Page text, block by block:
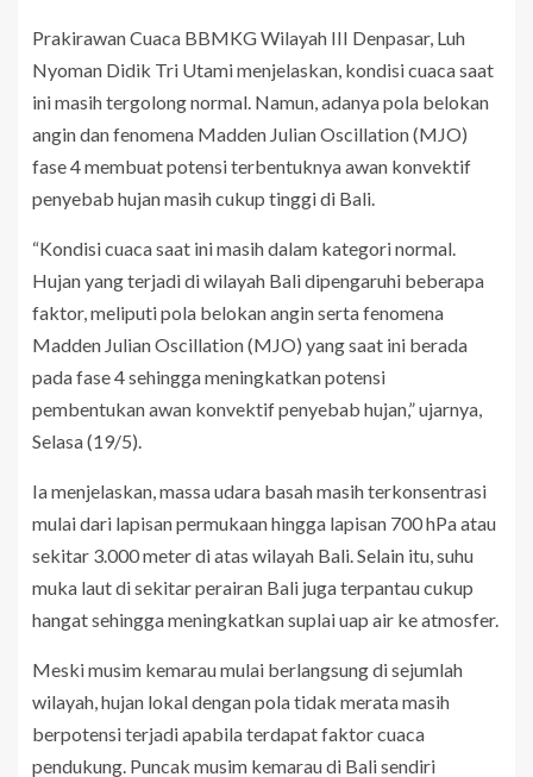
Prakirawan Cuaca BBMKG Wilayah III Denpasar, Luh
Nyoman Didik Tri Utami menjelaskan, kondisi cuaca saat
ini masih tergolong normal. Namun, adanya pola belokan
angin dan fenomena Madden Julian Oscillation (MJO)
fase 4 membuat potensi terbentuknya awan konvektif
penyebab hujan masih cukup tinggi di Bali.
“Kondisi cuaca saat ini masih dalam kategori normal.
Hujan yang terjadi di wilayah Bali dipengaruhi beberapa
faktor, meliputi pola belokan angin serta fenomena
Madden Julian Oscillation (MJO) yang saat ini berada
pada fase 4 sehingga meningkatkan potensi
pembentukan awan konvektif penyebab hujan,” ujarnya,
Selasa (19/5).
Ia menjelaskan, massa udara basah masih terkonsentrasi
mulai dari lapisan permukaan hingga lapisan 700 hPa atau
sekitar 3.000 meter di atas wilayah Bali. Selain itu, suhu
muka laut di sekitar perairan Bali juga terpantau cukup
hangat sehingga meningkatkan suplai uap air ke atmosfer.
Meski musim kemarau mulai berlangsung di sejumlah
wilayah, hujan lokal dengan pola tidak merata masih
berpotensi terjadi apabila terdapat faktor cuaca
pendukung. Puncak musim kemarau di Bali sendiri